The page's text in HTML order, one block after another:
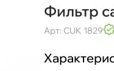
Фильтр
Арт: CUK 1829